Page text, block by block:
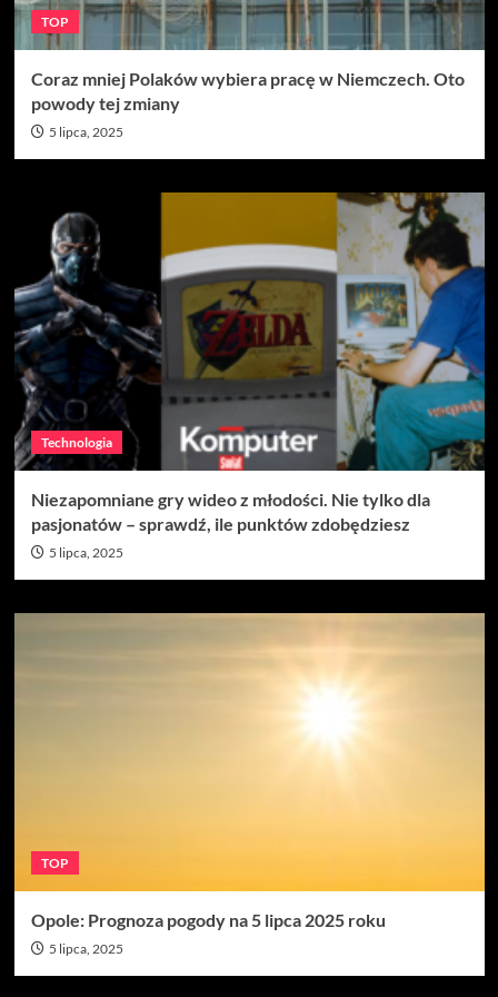
TOP
Coraz mniej Polaków wybiera pracę w Niemczech. Oto
powody tej zmiany
5 lipca, 2025
Technologia
Niezapomniane gry wideo z młodości. Nie tylko dla
pasjonatów – sprawdź, ile punktów zdobędziesz
5 lipca, 2025
TOP
Opole: Prognoza pogody na 5 lipca 2025 roku
5 lipca, 2025